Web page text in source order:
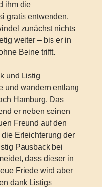
ihm die
gratis entwenden.
zunächst nichts
weiter – bis er in
Beine trifft.
und Listig
und wandern entlang
Hamburg. Das
er neben seinen
Freund auf den
die Erleichterung der
Pausback bei
dass dieser in
Friede wird aber
dank Listigs